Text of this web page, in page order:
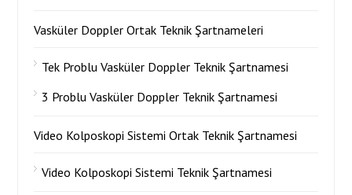
Vasküler Doppler Ortak Teknik Şartnameleri
Tek Problu Vasküler Doppler Teknik Şartnamesi
3 Problu Vasküler Doppler Teknik Şartnamesi
Video Kolposkopi Sistemi Ortak Teknik Şartnamesi
Video Kolposkopi Sistemi Teknik Şartnamesi